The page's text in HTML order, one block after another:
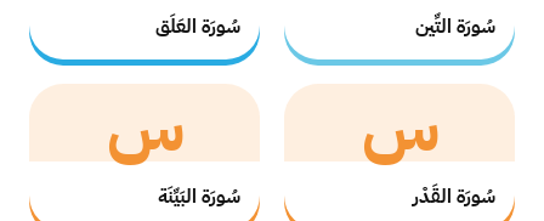
سُورَة التِّين سُورَة العَلَق
س
سُورَة القَدْر
س
سُورَة البَيِّنَة